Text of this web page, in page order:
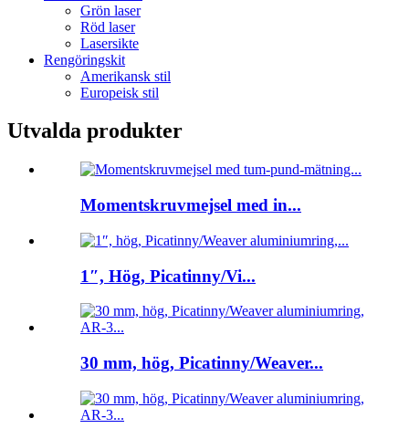
Grön laser
Röd laser
Lasersikte
Rengöringskit
Amerikansk stil
Europeisk stil
Utvalda produkter
Momentskruvmejsel med in...
1″, Hög, Picatinny/Vi...
30 mm, hög, Picatinny/Weaver...